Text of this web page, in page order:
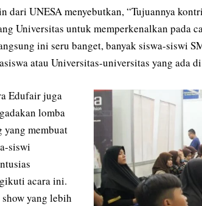
dari UNESA menyebutkan, “Tujuannya
Universitas untuk memperkenalkan pada
ini seru banget, banyak siswa-siswi
atau Universitas-universitas yang ada
Edufair juga
lomba
yang membuat
siswi
acara ini.
yang lebih